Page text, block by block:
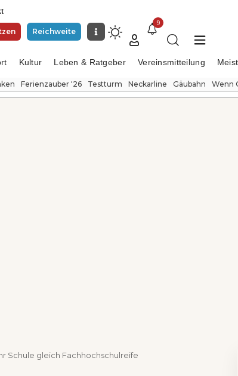
Reichweite
9
Kultur Leben & Ratgeber Vereinsmitteilung
Ferienzauber '26 Testturm Neckarline Gäubahn Wenn
Schule gleich Fachhochschulreife